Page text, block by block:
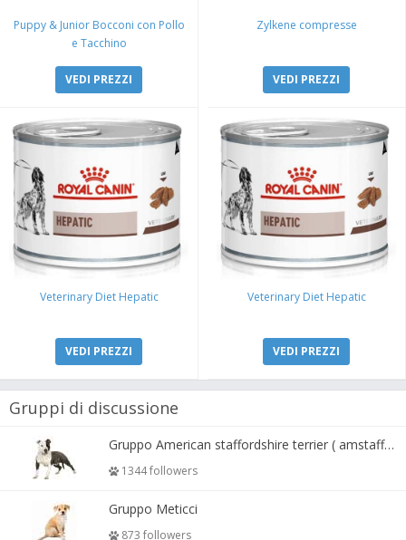
Puppy & Junior Bocconi con Pollo
e Tacchino
VEDI PREZZI
Zylkene compresse
VEDI PREZZI
Veterinary Diet Hepatic
VEDI PREZZI
Veterinary Diet Hepatic
VEDI PREZZI
Gruppi di discussione
Gruppo American staffordshire terrier ( amstaff, amastaff )
1344 followers
Gruppo Meticci
873 followers